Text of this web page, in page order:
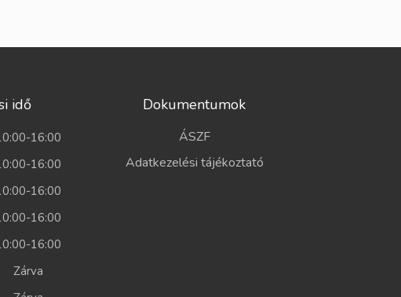
idő
16:00
16:00
16:00
16:00
16:00
Zárva
Dokumentumok
ÁSZF
Adatkezelési tájékoztató